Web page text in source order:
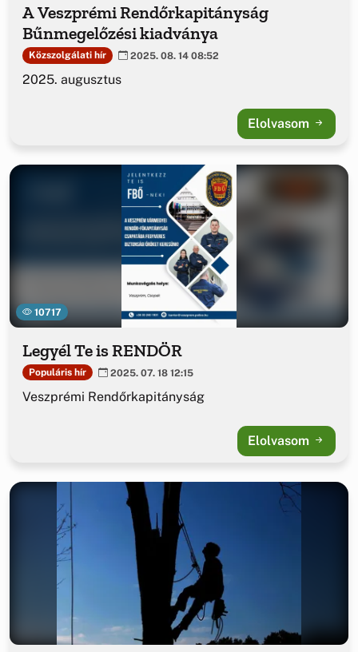
A Veszprémi Rendőrkapitányság
Bűnmegelőzési kiadványa
Közszolgálati hír 2025. 08. 14 08:52
2025. augusztus
Elolvasom
10717
Legyél Te is RENDÖR
Populáris hír 2025. 07. 18 12:15
Veszprémi Rendőrkapitányság
Elolvasom